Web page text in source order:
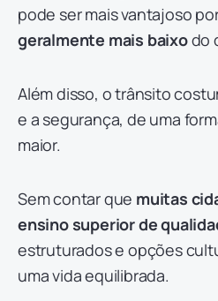
pode ser mais vantajoso
geralmente mais baixodo
Além disso, o trânsito
e a segurança, de uma
maior.
Sem contar que muitas
ensino superior de
estruturados e opções
uma vida equilibrada.